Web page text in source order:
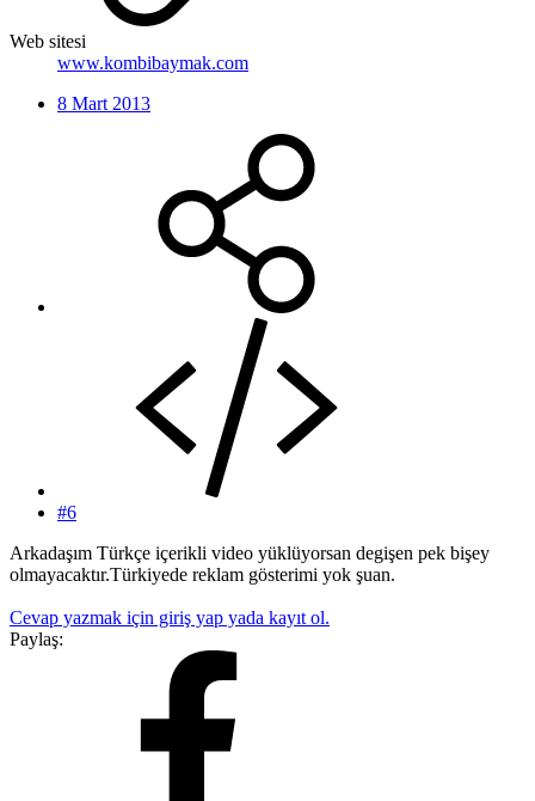
Web sitesi
www.kombibaymak.com
8 Mart 2013
#6
Arkadaşım Türkçe içerikli video yüklüyorsan degişen pek bişey
olmayacaktır.Türkiyede reklam gösterimi yok şuan.
Cevap yazmak için giriş yap yada kayıt ol.
Paylaş: